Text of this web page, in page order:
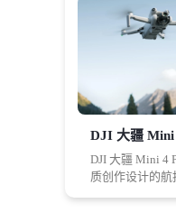
最长悬停时间
DJI 大疆
DJI 大疆 Mini 4
质创作设计的航